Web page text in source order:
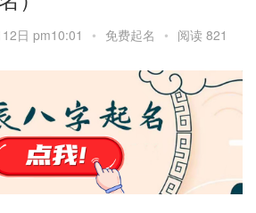
日 pm10:01 • 免费起名 • 阅读 821